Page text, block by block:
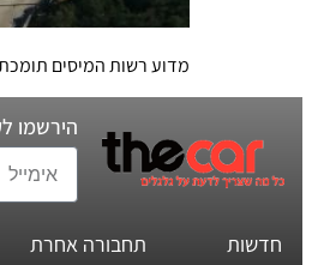
מדוע רשות המיסים
הירשמו
חדשות
תחבורה אחרת